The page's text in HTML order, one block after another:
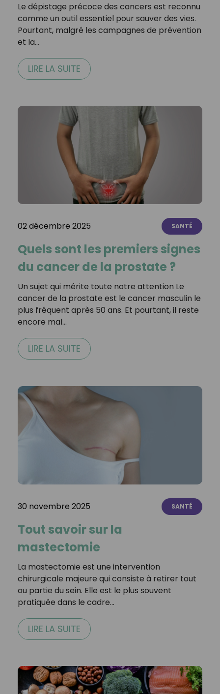
Le dépistage précoce des cancers est reconnu
comme un outil essentiel pour sauver des vies.
Pourtant, malgré les campagnes de prévention
et la…
LIRE LA SUITE
02 décembre 2025 SANTÉ
Quels sont les premiers signes
du cancer de la prostate ?
Un sujet qui mérite toute notre attention Le
cancer de la prostate est le cancer masculin le
plus fréquent après 50 ans. Et pourtant, il reste
encore mal…
LIRE LA SUITE
30 novembre 2025 SANTÉ
Tout savoir sur la
mastectomie
La mastectomie est une intervention
chirurgicale majeure qui consiste à retirer tout
ou partie du sein. Elle est le plus souvent
pratiquée dans le cadre…
LIRE LA SUITE